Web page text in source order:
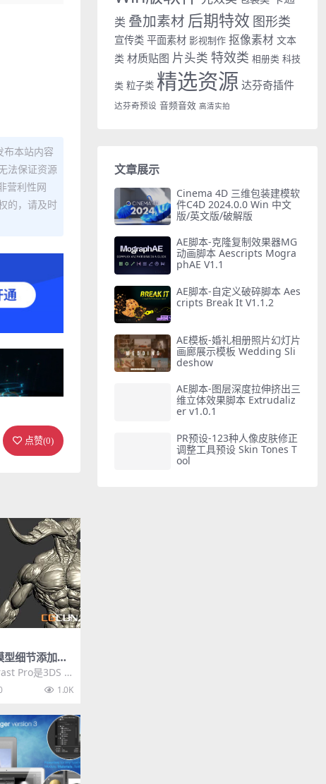
布本站内容
法保证资源
营利性网
的，请及时
点赞(0)
细节添加插
For 3DS
Pro是3DS M
，可以给模1.0K
类 叠加素材 后期特效 图形类
宣传类 平面素材 影视制作 抠像素材 文本
类 材质贴图 片头类 特效类 相册类 科技
类 粒子类 精选资源 达芬奇插件
达芬奇预设 音频音效 高清实拍
文章展示
Cinema 4D 三维包装建模软
件C4D 2024.0.0 Win 中文
版/英文版/破解版
AE脚本-克隆复制效果器MG
动画脚本 Aescripts Mogra
phAE V1.1
AE脚本-自定义破碎脚本 Aes
cripts Break It V1.1.2
AE模板-婚礼相册照片幻灯片
画廊展示模板 Wedding Sli
deshow
AE脚本-图层深度拉伸挤出三
维立体效果脚本 Extrudaliz
er v1.0.1
PR预设-123种人像皮肤修正
调整工具预设 Skin Tones T
ool